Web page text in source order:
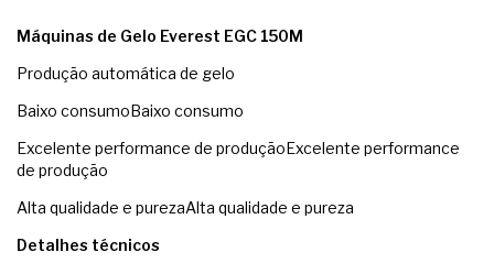
Máquinas de Gelo Everest EGC 150M
Produção automática de gelo
Baixo consumoBaixo consumo
Excelente performance de produçãoExcelente performance
de produção
Alta qualidade e purezaAlta qualidade e pureza
Detalhes técnicos